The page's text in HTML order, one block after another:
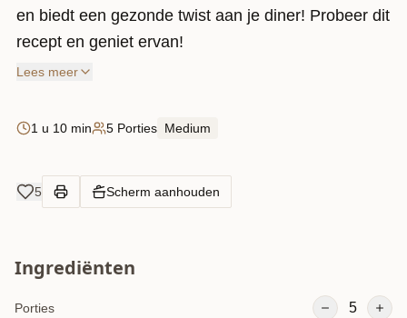
en biedt een gezonde twist aan je diner! Probeer dit
recept en geniet ervan!
Lees meer
1 u 10 min 5 Porties Medium
5 Scherm aanhouden
Ingrediënten
Porties 5